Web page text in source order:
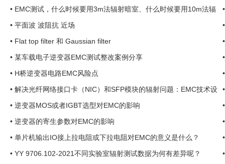
• EMC测试，什么时候要用3m法辐射暗室、什么时候要用10m法辐
射暗室？ ...
• 平面波 波阻抗 近场
• Flat top filter 和 Gaussian filter
• 某车载电子逆变器EMC测试整改案例分享
• H桥逆变器电路EMC风险点
• 解决光纤网络接口卡（NIC）和SFP模块的辐射问题：EMC技术设
计综述 ...
• 逆变器MOS或者IGBT选型对EMC的影响
• 逆变器的寄生参数对EMC的影响
• 单片机输出IO接上拉电阻或下拉电阻对EMC的意义是什么？
• YY 9706.102-2021不同实验室辐射测试数据为何有差异呢？